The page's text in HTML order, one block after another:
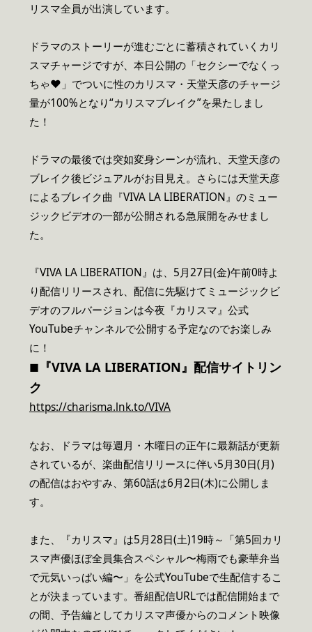
リスマ全員が出演しています。
ドラマのストーリーが進むごとに蓄積されていくカリ
スマチャージですが、本日公開の「セクシーでなくっ
ちゃ♥」でついに性のカリスマ・天堂天彦のチャージ
量が100%となり“カリスマブレイク”を果たしまし
た！
ドラマの最後では突如変身シーンが流れ、天堂天彦の
ブレイク後ビジュアルがお目見え。さらには天堂天彦
によるブレイク曲『VIVA LA LIBERATION』のミュー
ジックビデオの一部が公開される急展開をみせまし
た。
『VIVA LA LIBERATION』は、5月27日(金)午前0時よ
り配信リリースされ、配信に先駆けてミュージックビ
デオのフルバージョンは今夜『カリスマ』公式
YouTubeチャンネルで公開する予定なのでお楽しみ
に！
■ 『VIVA LA LIBERATION』配信サイトリン
ク
https://charisma.lnk.to/VIVA
なお、ドラマは毎週月・木曜日の正午に最新話が更新
されているが、楽曲配信リリースに伴い5月30日(月)
の配信はおやすみ、第60話は6月2日(木)に公開しま
す。
また、『カリスマ』は5月28日(土)19時～「第5回カリ
スマ声優ほぼ全員集合スペシャル〜梅雨でも豪華弁当
で元気いっぱい編〜」を公式YouTubeで生配信するこ
とが決まっています。番組配信URLでは配信開始まで
の間、予告編としてカリスマ声優からのコメント映像